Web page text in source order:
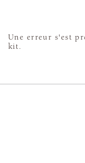
Une erreur s'est
kit.